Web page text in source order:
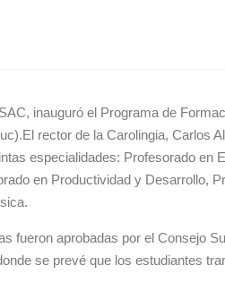
inauguró el Programa de
rector de la Carolingia, Carlos
especialidades: Profesorado en
en Productividad y Desarrollo,
fueron aprobadas por el Consejo
se prevé que los estudiantes